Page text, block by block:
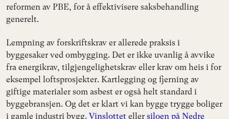
reformen av PBE, for å effektivisere saksbehandling
generelt.
Lempning av forskriftskrav er allerede praksis i
byggesaker ved ombygging. Det er ikke uvanlig å avvike
fra energikrav, tilgjengelighetskrav eller krav om heis i for
eksempel loftsprosjekter. Kartlegging og fjerning av
giftige materialer som asbest er også helt standard i
byggebransjen. Og det er klart vi kan bygge trygge boliger
i gamle industri bygg. Vinslottet eller siloen på Nedre